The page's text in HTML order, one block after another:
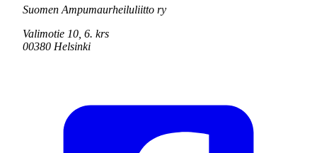
Suomen Ampumaurheiluliitto ry
Valimotie 10, 6. krs
00380 Helsinki